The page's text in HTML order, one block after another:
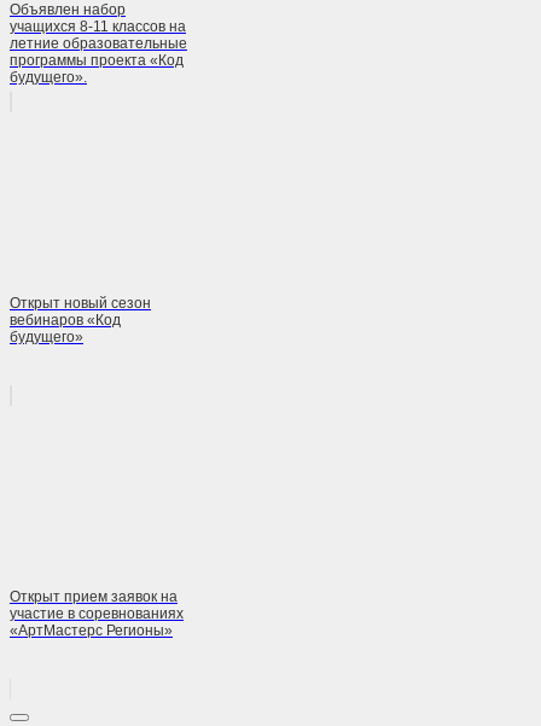
Объявлен набор
учащихся 8-11 классов на
летние образовательные
программы проекта «Код
будущего».
Открыт новый сезон
вебинаров «Код
будущего»
Открыт прием заявок на
участие в соревнованиях
«АртМастерс Регионы»